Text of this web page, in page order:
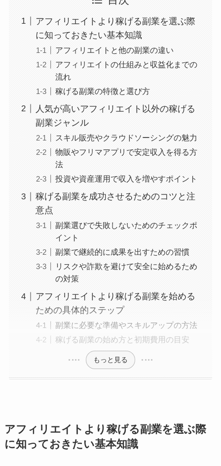
アフィリエイトより稼げる副業を選ぶ際
に知っておきたい基本知識
アフィリエイトと他の副業の違い
アフィリエイトの仕組みと収益化までの
流れ
稼げる副業の特徴と選び方
人気が高いアフィリエイト以外の稼げる
副業ジャンル
スキル販売やクラウドソーシングの魅力
物販やフリマアプリで安定収入を得る方
法
投資や資産運用で収入を増やすポイント
稼げる副業を成功させるためのコツと注
意点
副業選びで失敗しないためのチェックポ
イント
副業で継続的に成果を出すための習慣
リスクや詐欺を避けて安全に始めるため
の対策
アフィリエイトより稼げる副業を始める
ための具体的ステップ
副業に必要な準備やスキルアップの方法
稼げる副業の始め方と初期費用の目安
もっと見る
アフィリエイトより稼げる副業を選ぶ際
に知っておきたい基本知識